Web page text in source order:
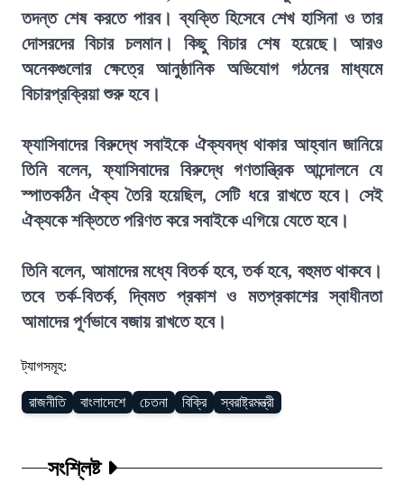
তদন্ত শেষ করতে পারব। ব্যক্তি হিসেবে শেখ হাসিনা ও তার
দোসরদের বিচার চলমান। কিছু বিচার শেষ হয়েছে। আরও
অনেকগুলোর ক্ষেত্রে আনুষ্ঠানিক অভিযোগ গঠনের মাধ্যমে
বিচারপ্রক্রিয়া শুরু হবে।
ফ্যাসিবাদের বিরুদ্ধে সবাইকে ঐক্যবদ্ধ থাকার আহ্বান জানিয়ে
তিনি বলেন, ফ্যাসিবাদের বিরুদ্ধে গণতান্ত্রিক আন্দোলনে যে
স্পাতকঠিন ঐক্য তৈরি হয়েছিল, সেটি ধরে রাখতে হবে। সেই
ঐক্যকে শক্তিতে পরিণত করে সবাইকে এগিয়ে যেতে হবে।
তিনি বলেন, আমাদের মধ্যে বিতর্ক হবে, তর্ক হবে, বহুমত থাকবে।
তবে তর্ক-বিতর্ক, দ্বিমত প্রকাশ ও মতপ্রকাশের স্বাধীনতা
আমাদের পূর্ণভাবে বজায় রাখতে হবে।
ট্যাগসমূহ:
রাজনীতি বাংলাদেশে চেতনা বিক্রি স্বরাষ্ট্রমন্ত্রী
সংশ্লিষ্ট